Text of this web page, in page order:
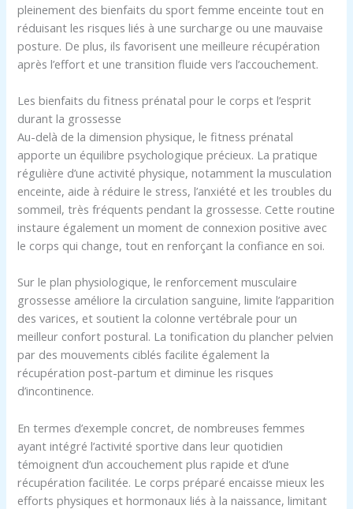
pleinement des bienfaits du sport femme enceinte tout en
réduisant les risques liés à une surcharge ou une mauvaise
posture. De plus, ils favorisent une meilleure récupération
après l’effort et une transition fluide vers l’accouchement.
Les bienfaits du fitness prénatal pour le corps et l’esprit
durant la grossesse
Au-delà de la dimension physique, le fitness prénatal
apporte un équilibre psychologique précieux. La pratique
régulière d’une activité physique, notamment la musculation
enceinte, aide à réduire le stress, l’anxiété et les troubles du
sommeil, très fréquents pendant la grossesse. Cette routine
instaure également un moment de connexion positive avec
le corps qui change, tout en renforçant la confiance en soi.
Sur le plan physiologique, le renforcement musculaire
grossesse améliore la circulation sanguine, limite l’apparition
des varices, et soutient la colonne vertébrale pour un
meilleur confort postural. La tonification du plancher pelvien
par des mouvements ciblés facilite également la
récupération post-partum et diminue les risques
d’incontinence.
En termes d’exemple concret, de nombreuses femmes
ayant intégré l’activité sportive dans leur quotidien
témoignent d’un accouchement plus rapide et d’une
récupération facilitée. Le corps préparé encaisse mieux les
efforts physiques et hormonaux liés à la naissance, limitant